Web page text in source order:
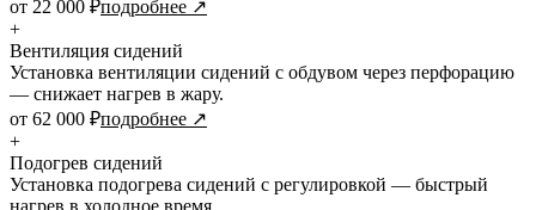
от 22 000 ₽подробнее ↗
+
Вентиляция сидений
Установка вентиляции сидений с обдувом через перфорацию
— снижает нагрев в жару.
от 62 000 ₽подробнее ↗
+
Подогрев сидений
Установка подогрева сидений с регулировкой — быстрый
нагрев в холодное время.